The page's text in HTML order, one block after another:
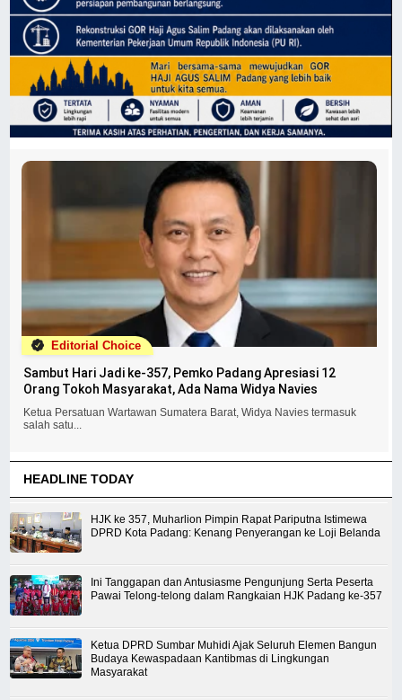
Editorial Choice
Sambut Hari Jadi ke-357, Pemko Padang Apresiasi 12
Orang Tokoh Masyarakat, Ada Nama Widya Navies
Ketua Persatuan Wartawan Sumatera Barat, Widya Navies termasuk
salah satu...
HEADLINE TODAY
HJK ke 357, Muharlion Pimpin Rapat Pariputna Istimewa
DPRD Kota Padang: Kenang Penyerangan ke Loji Belanda
Ini Tanggapan dan Antusiasme Pengunjung Serta Peserta
Pawai Telong-telong dalam Rangkaian HJK Padang ke-357
Ketua DPRD Sumbar Muhidi Ajak Seluruh Elemen Bangun
Budaya Kewaspadaan Kantibmas di Lingkungan
Masyarakat